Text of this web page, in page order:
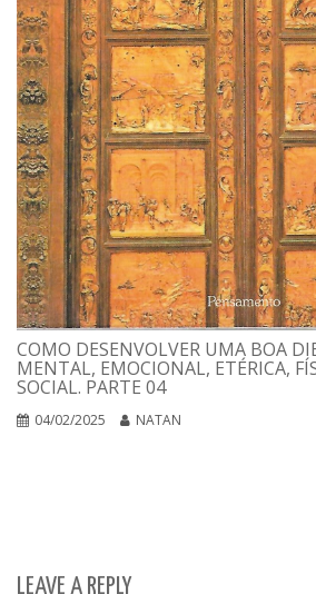
COMO DESENVOLVER UMA BOA
MENTAL, EMOCIONAL, ETÉRICA,
SOCIAL. PARTE 04
04/02/2025 NATAN
LEAVE A REPLY